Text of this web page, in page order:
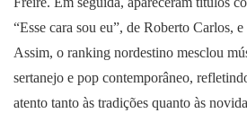
“Esse cara sou eu”, de Roberto Carlos,
Assim, o ranking nordestino mesclou
sertanejo e pop contemporâneo,
atento tanto às tradições quanto às